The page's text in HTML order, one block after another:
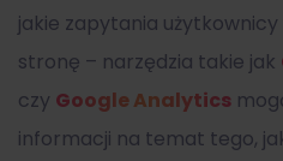
jakie zapytania
stronę – narzędzia takie jak
czy Google Analytics
informacji na temat tego,